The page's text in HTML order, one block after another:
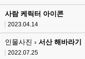
사람 케릭터 아이콘
2023.04.14
인물사진 › 서산 해바라기
2022.07.25